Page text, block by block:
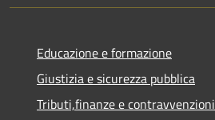
Educazione e formazione
Giustizia e sicurezza pubblica
Tributi,finanze e contravvenzioni